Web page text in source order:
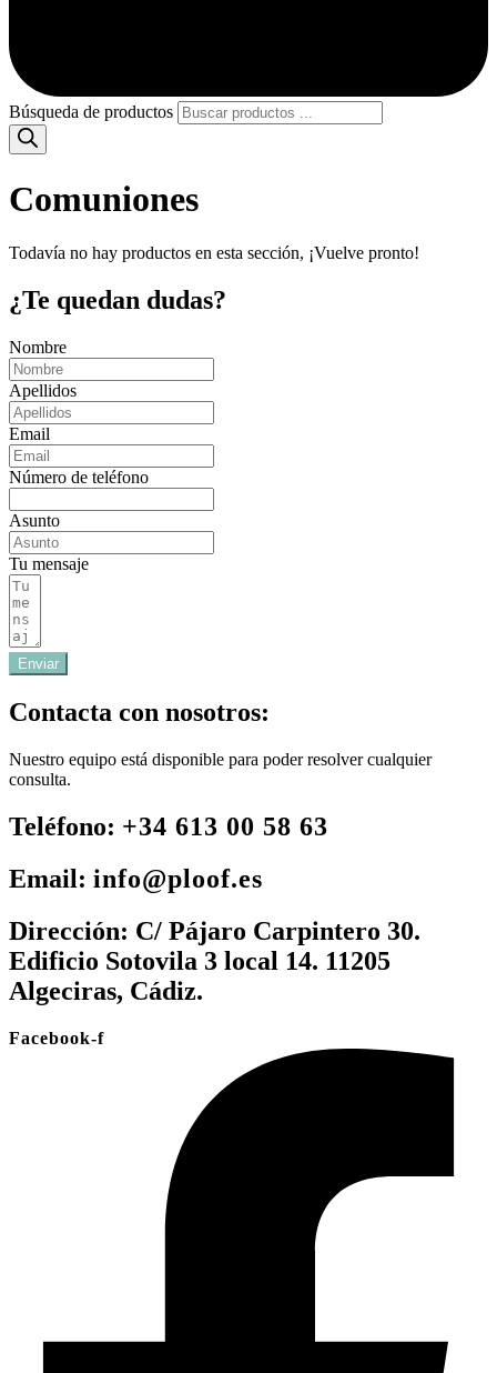
Búsqueda de productos
Comuniones
Todavía no hay productos en esta sección, ¡Vuelve pronto!
¿Te quedan dudas?
Nombre
Apellidos
Email
Número de teléfono
Asunto
Tu mensaje
Enviar
Contacta con nosotros:
Nuestro equipo está disponible para poder resolver cualquier
consulta.
Teléfono: +34 613 00 58 63
Email: info@ploof.es
Dirección: C/ Pájaro Carpintero 30.
Edificio Sotovila 3 local 14. 11205
Algeciras, Cádiz.
Facebook-f